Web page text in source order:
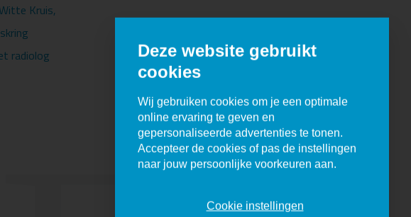
Kruis,
radiolog
Deze website gebruikt
cookies
Wij gebruiken cookies om je een optimale
online ervaring te geven en
gepersonaliseerde advertenties te tonen.
Accepteer de cookies of pas de instellingen
naar jouw persoonlijke voorkeuren aan.
Cookie instellingen